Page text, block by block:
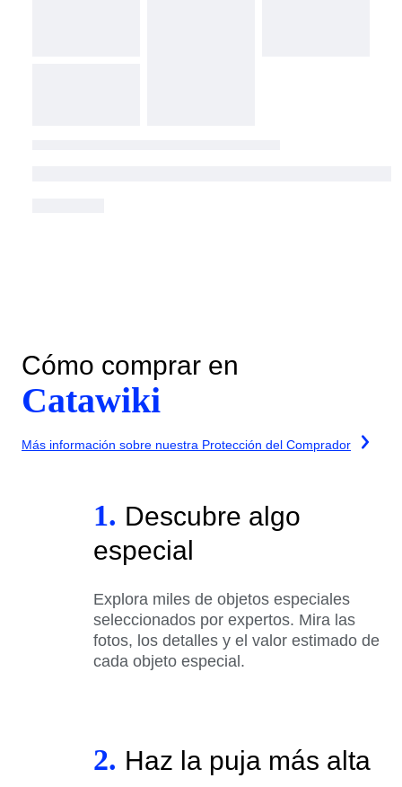
Cómo comprar en
Catawiki
Más información sobre nuestra Protección del Comprador
1. Descubre algo
especial
Explora miles de objetos especiales
seleccionados por expertos. Mira las
fotos, los detalles y el valor estimado de
cada objeto especial.
2. Haz la puja más alta